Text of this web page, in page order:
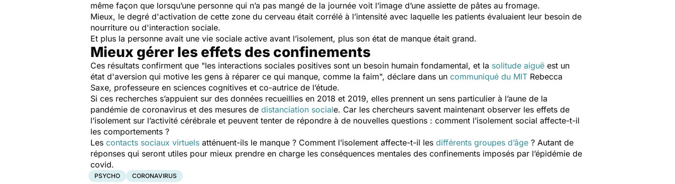
même façon que lorsqu’une personne qui n’a pas mangé de la journée voit l’image d’une assiette de pâtes au fromage.
Mieux, le degré d'activation de cette zone du cerveau était corrélé à l’intensité avec laquelle les patients évaluaient leur besoin de
nourriture ou d'interaction sociale.
Et plus la personne avait une vie sociale active avant l’isolement, plus son état de manque était grand.
Mieux gérer les effets des confinements
Ces résultats confirment que "les interactions sociales positives sont un besoin humain fondamental, et la solitude aiguë est un
état d'aversion qui motive les gens à réparer ce qui manque, comme la faim", déclare dans un communiqué du MIT Rebecca
Saxe, professeure en sciences cognitives et co-autrice de l’étude.
Si ces recherches s’appuient sur des données recueillies en 2018 et 2019, elles prennent un sens particulier à l’aune de la
pandémie de coronavirus et des mesures de distanciation sociale. Car les chercheurs savent maintenant observer les effets de
l’isolement sur l’activité cérébrale et peuvent tenter de répondre à de nouvelles questions : comment l’isolement social affecte-t-il
les comportements ?
Les contacts sociaux virtuels atténuent-ils le manque ? Comment l’isolement affecte-t-il les différents groupes d’âge ? Autant de
réponses qui seront utiles pour mieux prendre en charge les conséquences mentales des confinements imposés par l’épidémie de
covid.
PSYCHO CORONAVIRUS